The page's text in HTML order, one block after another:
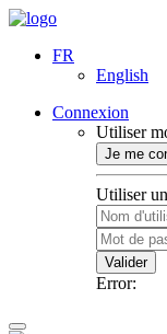
FR
English
Connexion
Utiliser
Je me
Utiliser
Valider
Error: